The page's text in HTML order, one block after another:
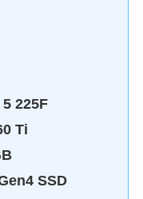
225F
Ti
SSD